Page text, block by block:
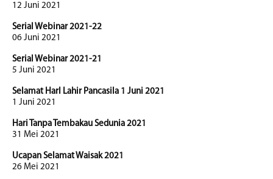
12 Juni 2021
Serial Webinar 2021-22
06 Juni 2021
Serial Webinar 2021-21
5 Juni 2021
Selamat HarI Lahir Pancasila 1 Juni 2021
1 Juni 2021
Hari Tanpa Tembakau Sedunia 2021
31 Mei 2021
Ucapan Selamat Waisak 2021
26 Mei 2021